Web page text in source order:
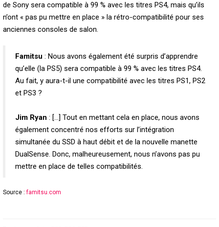
de Sony sera compatible à 99 % avec les titres PS4, mais qu’ils
n’ont « pas pu mettre en place » la rétro-compatibilité pour ses
anciennes consoles de salon.
Famitsu : Nous avons également été surpris d’apprendre
qu’elle (la PS5) sera compatible à 99 % avec les titres PS4.
Au fait, y aura-t-il une compatibilité avec les titres PS1, PS2
et PS3 ?
Jim Ryan : […] Tout en mettant cela en place, nous avons
également concentré nos efforts sur l’intégration
simultanée du SSD à haut débit et de la nouvelle manette
DualSense. Donc, malheureusement, nous n’avons pas pu
mettre en place de telles compatibilités.
Source :famitsu.com